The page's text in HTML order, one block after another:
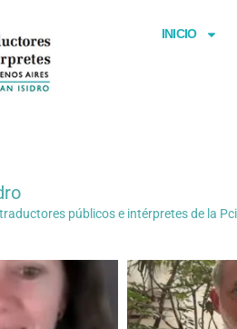
INICIO
públicos e intérpretes de la